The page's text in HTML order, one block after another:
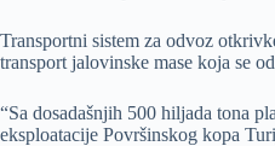
Transportni sistem za odvoz
transport jalovinske mase koja se
“Sa dosadašnjih 500 hiljada tona
eksploatacije Površinskog kopa